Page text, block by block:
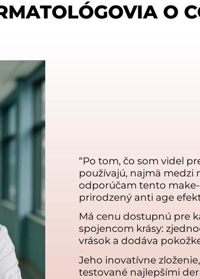
O
“Po tom, čo som videl
používajú, najmä
odporúčam tento
prirodzený anti age
Má cenu dostupnú pre
spojencom krásy:
vrások a dodáva
Jeho inovatívne
testované najlepšími